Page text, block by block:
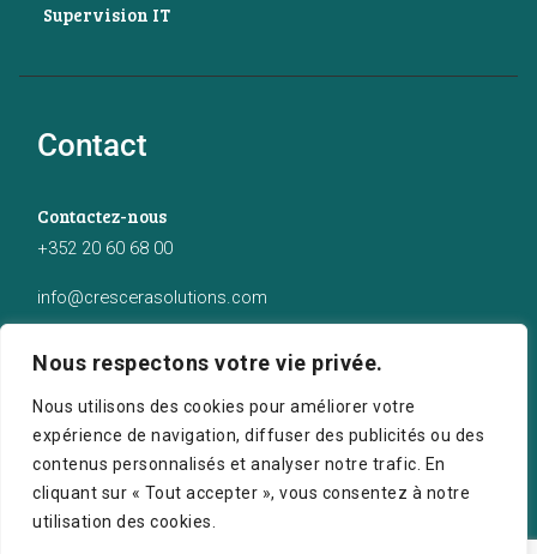
Nous respectons votre vie privée.
Nous utilisons des cookies pour améliorer votre
expérience de navigation, diffuser des publicités ou des
contenus personnalisés et analyser notre trafic. En
cliquant sur « Tout accepter », vous consentez à notre
utilisation des cookies.
Supervision IT
Contact
Contactez-nous
+352 20 60 68 00
info@crescerasolutions.com
50 route d’Esch (2ème étage), Luxembourg